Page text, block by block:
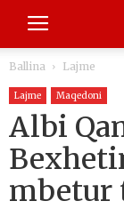
Ballina Lajme
Lajme Maqedoni
Albi
mbetur